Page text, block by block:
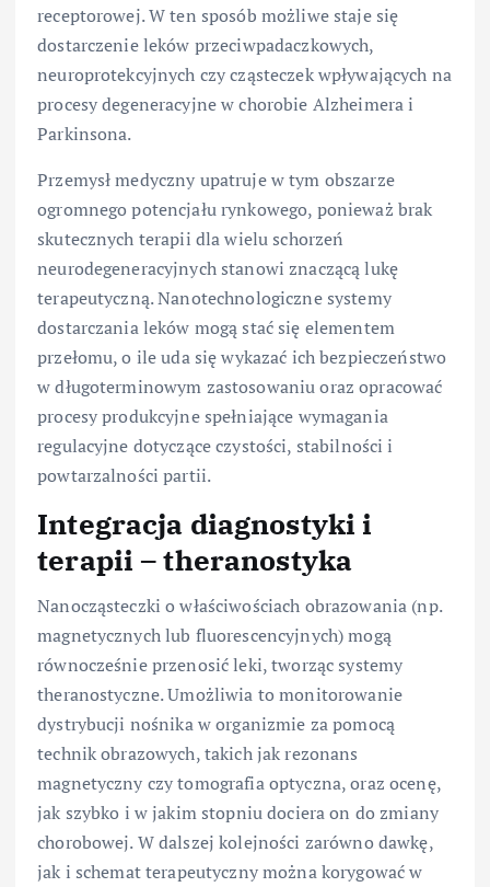
receptorowej. W ten sposób możliwe staje się
dostarczenie leków przeciwpadaczkowych,
neuroprotekcyjnych czy cząsteczek wpływających na
procesy degeneracyjne w chorobie Alzheimera i
Parkinsona.
Przemysł medyczny upatruje w tym obszarze
ogromnego potencjału rynkowego, ponieważ brak
skutecznych terapii dla wielu schorzeń
neurodegeneracyjnych stanowi znaczącą lukę
terapeutyczną. Nanotechnologiczne systemy
dostarczania leków mogą stać się elementem
przełomu, o ile uda się wykazać ich bezpieczeństwo
w długoterminowym zastosowaniu oraz opracować
procesy produkcyjne spełniające wymagania
regulacyjne dotyczące czystości, stabilności i
powtarzalności partii.
Integracja diagnostyki i
terapii – theranostyka
Nanocząsteczki o właściwościach obrazowania (np.
magnetycznych lub fluorescencyjnych) mogą
równocześnie przenosić leki, tworząc systemy
theranostyczne. Umożliwia to monitorowanie
dystrybucji nośnika w organizmie za pomocą
technik obrazowych, takich jak rezonans
magnetyczny czy tomografia optyczna, oraz ocenę,
jak szybko i w jakim stopniu dociera on do zmiany
chorobowej. W dalszej kolejności zarówno dawkę,
jak i schemat terapeutyczny można korygować w